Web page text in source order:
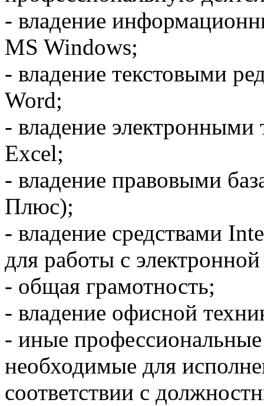
- владение
MS Windows;
- владение текстовыми
Word;
- владение
Excel;
- владение правовыми
Плюс);
- владение средствами
для работы с
- общая грамотность;
- владение офисной
- иные
необходимые для
соответствии с